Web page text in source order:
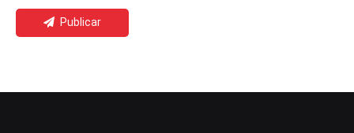
Publicar